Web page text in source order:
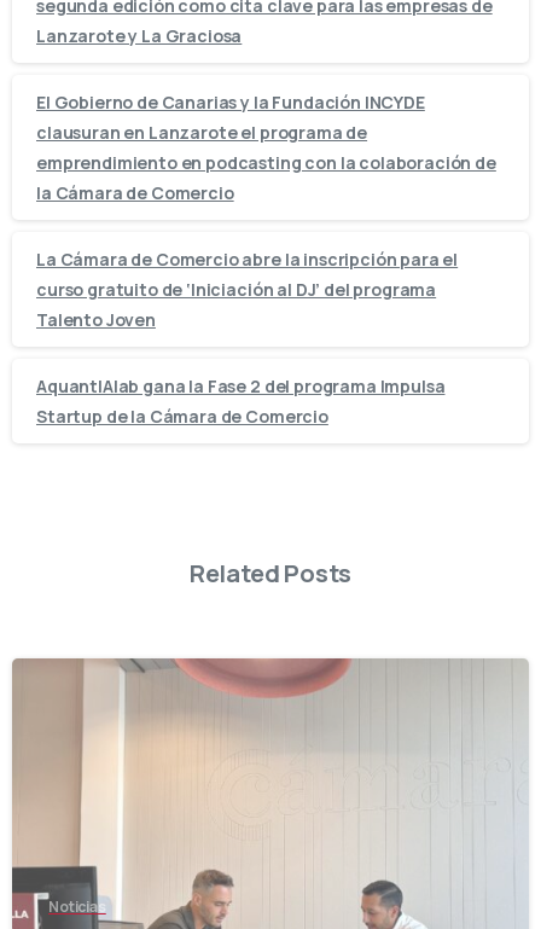
segunda edición como cita clave para las empresas de
Lanzarote y La Graciosa
El Gobierno de Canarias y la Fundación INCYDE
clausuran en Lanzarote el programa de
emprendimiento en podcasting con la colaboración de
la Cámara de Comercio
La Cámara de Comercio abre la inscripción para el
curso gratuito de ‘Iniciación al DJ’ del programa
Talento Joven
AquantIAlab gana la Fase 2 del programa Impulsa
Startup de la Cámara de Comercio
Related Posts
Noticias